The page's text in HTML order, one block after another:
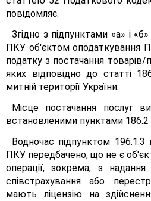
повідомляє.
Згідно з підпунктами «а» і
ПКУ об'єктом оподаткування
податку з постачання товарів/
яких відповідно до статті
митній території України.
Місце постачання послуг
встановленими пунктами 186.2
Водночас підпунктом 196.1.3
ПКУ передбачено, що не є
операції, зокрема, з надання
співстрахування або
мають ліцензію на